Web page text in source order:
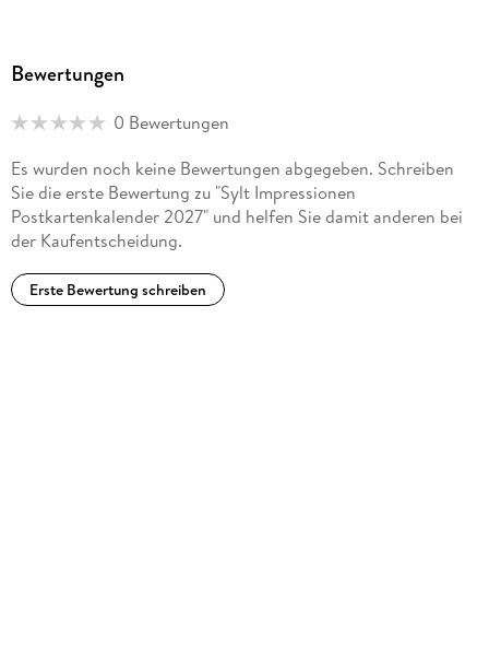
Bewertungen
0 Bewertungen
Es wurden noch keine Bewertungen abgegeben. Schreiben
Sie die erste Bewertung zu "Sylt Impressionen
Postkartenkalender 2027" und helfen Sie damit anderen bei
der Kaufentscheidung.
Erste Bewertung schreiben